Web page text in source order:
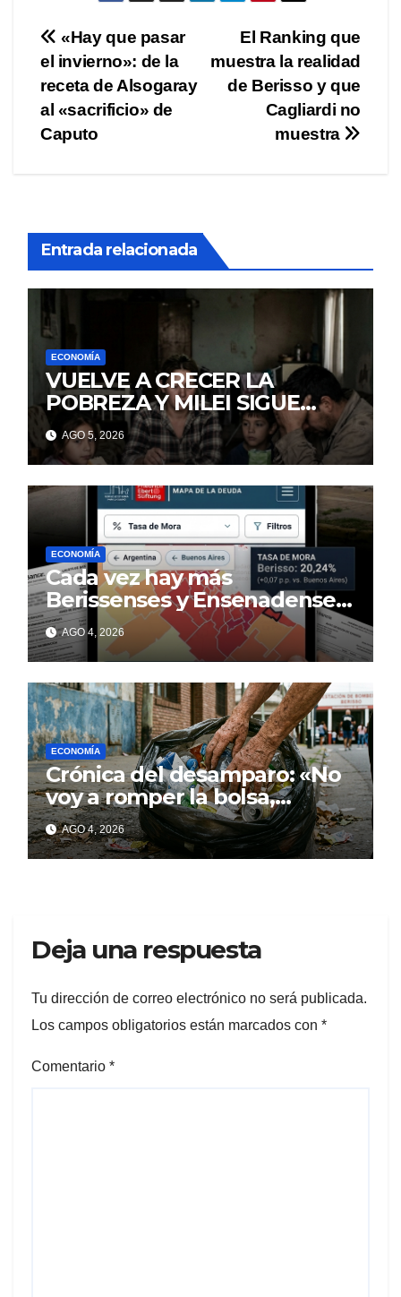
Navegación
de
entradas
El Ranking que
muestra la realidad
de Berisso y que
Cagliardi no
muestra
«Hay que pasar
el invierno»: de la
receta de Alsogaray
al «sacrificio» de
Caputo
Entrada relacionada
ECONOMÍA
VUELVE A CRECER LA
POBREZA Y MILEI SIGUE
MINTIENDO
AGO 5, 2026
ECONOMÍA
Cada vez hay más
Berissenses y Ensenadenses
con deudas incobrables
AGO 4, 2026
ECONOMÍA
Crónica del desamparo: «No
voy a romper la bolsa,
quédese tranquilo…»
AGO 4, 2026
Deja una respuesta
Tu dirección de correo electrónico no será publicada.
Los campos obligatorios están marcados con *
Comentario *